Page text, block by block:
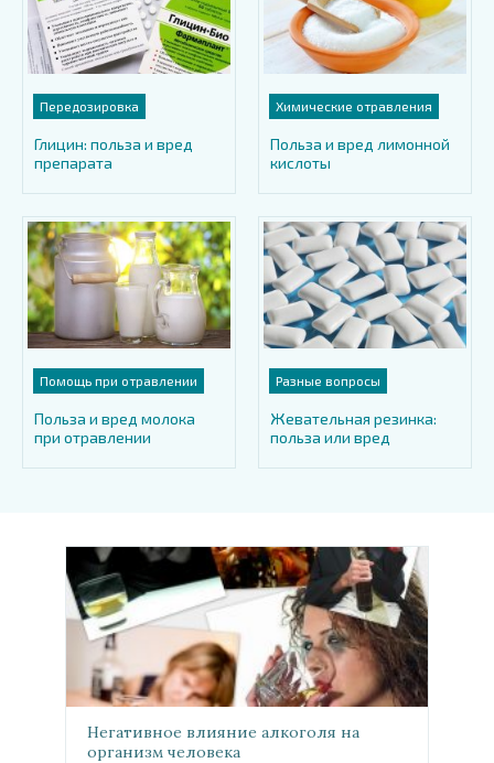
Передозировка
Глицин: польза и вред
препарата
Химические отравления
Польза и вред лимонной
кислоты
Помощь при отравлении
Польза и вред молока
при отравлении
Разные вопросы
Жевательная резинка:
польза или вред
Негативное влияние алкоголя на
организм человека